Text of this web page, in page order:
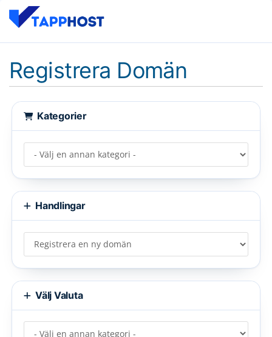
Registrera Domän
Kategorier
Handlingar
Välj Valuta